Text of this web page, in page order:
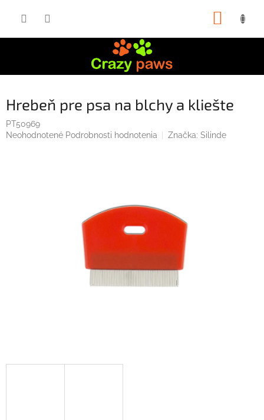
Hrebeň pre psa na blchy a kliešte
PT50969
Priemerné
Neohodnotené Podrobnosti hodnotenia Značka: Silinde